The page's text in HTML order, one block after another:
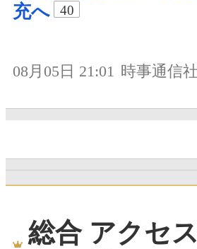
充へ
40
08月05日 21:01 時事通信社
総合 アクセ